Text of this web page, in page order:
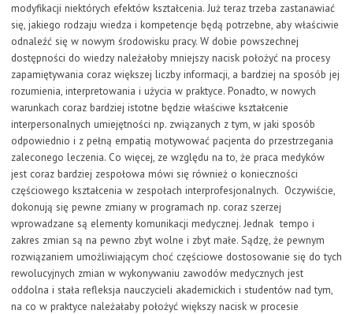
modyfikacji niektórych efektów kształcenia. Już teraz trzeba zastanawiać
się, jakiego rodzaju wiedza i kompetencje będą potrzebne, aby właściwie
odnaleźć się w nowym środowisku pracy. W dobie powszechnej
dostępności do wiedzy należałoby mniejszy nacisk położyć na procesy
zapamiętywania coraz większej liczby informacji, a bardziej na sposób jej
rozumienia, interpretowania i użycia w praktyce. Ponadto, w nowych
warunkach coraz bardziej istotne będzie właściwe kształcenie
interpersonalnych umiejętności np. związanych z tym, w jaki sposób
odpowiednio i z pełną empatią motywować pacjenta do przestrzegania
zaleconego leczenia. Co więcej, ze względu na to, że praca medyków
jest coraz bardziej zespołowa mówi się również o konieczności
częściowego kształcenia w zespołach interprofesjonalnych. Oczywiście,
dokonują się pewne zmiany w programach np. coraz szerzej
wprowadzane są elementy komunikacji medycznej. Jednak tempo i
zakres zmian są na pewno zbyt wolne i zbyt małe. Sądzę, że pewnym
rozwiązaniem umożliwiającym choć częściowe dostosowanie się do tych
rewolucyjnych zmian w wykonywaniu zawodów medycznych jest
oddolna i stała refleksja nauczycieli akademickich i studentów nad tym,
na co w praktyce należałaby położyć większy nacisk w procesie